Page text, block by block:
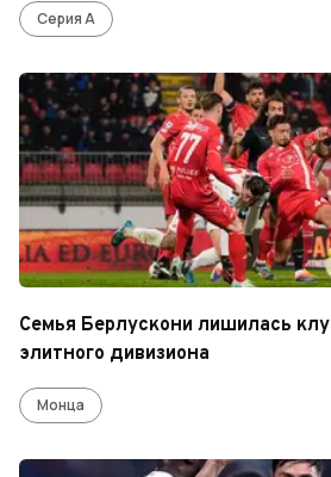
Серия А
Семья Берлускони лишилась
элитного дивизиона
Монца